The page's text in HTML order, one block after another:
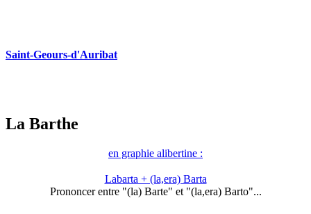
Saint-Geours-d'Auribat
La Barthe
en graphie alibertine :
Labarta + (la,era) Barta
Prononcer entre "(la) Barte" et "(la,era) Barto"...